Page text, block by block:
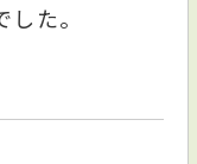
た。